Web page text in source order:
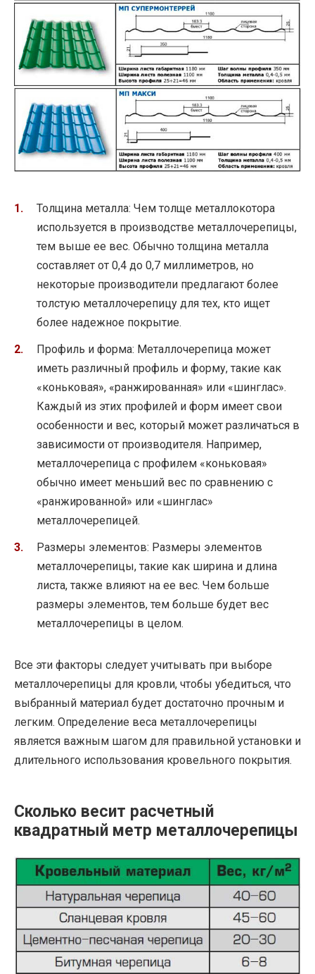
Толщина металла: Чем толще металлокотора
используется в производстве металлочерепицы,
тем выше ее вес. Обычно толщина металла
составляет от 0,4 до 0,7 миллиметров, но
некоторые производители предлагают более
толстую металлочерепицу для тех, кто ищет
более надежное покрытие.
Профиль и форма: Металлочерепица может
иметь различный профиль и форму, такие как
«коньковая», «ранжированная» или «шинглас».
Каждый из этих профилей и форм имеет свои
особенности и вес, который может различаться в
зависимости от производителя. Например,
металлочерепица с профилем «коньковая»
обычно имеет меньший вес по сравнению с
«ранжированной» или «шинглас»
металлочерепицей.
Размеры элементов: Размеры элементов
металлочерепицы, такие как ширина и длина
листа, также влияют на ее вес. Чем больше
размеры элементов, тем больше будет вес
металлочерепицы в целом.
Все эти факторы следует учитывать при выборе
металлочерепицы для кровли, чтобы убедиться, что
выбранный материал будет достаточно прочным и
легким. Определение веса металлочерепицы
является важным шагом для правильной установки и
длительного использования кровельного покрытия.
Сколько весит расчетный
квадратный метр металлочерепицы